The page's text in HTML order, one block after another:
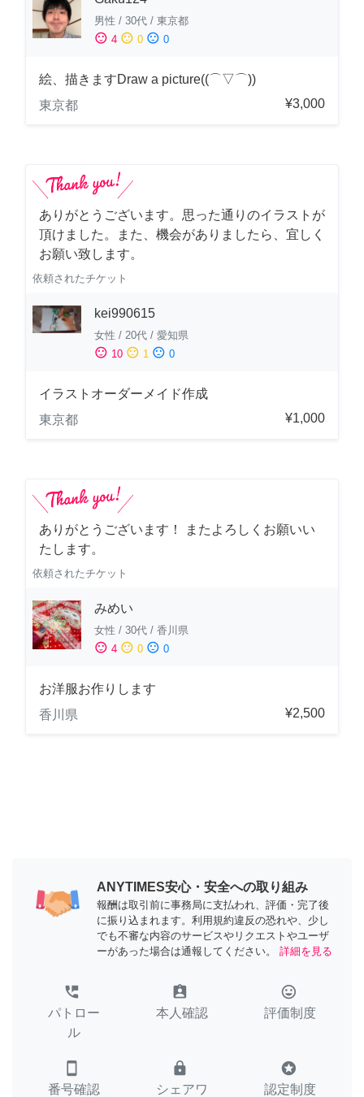
男性 / 30代 / 東京都
sentiment_satisfied 4 sentiment_neutral 0 sentiment_dissatisfied 0
絵、描きますDraw a picture((⌒▽⌒))
東京都
¥3,000
ありがとうございます。思った通りのイラストが
頂けました。また、機会がありましたら、宜しく
お願い致します。
依頼されたチケット
kei990615
女性 / 20代 / 愛知県
sentiment_satisfied 10 sentiment_neutral 1 sentiment_dissatisfied 0
イラストオーダーメイド作成
東京都
¥1,000
ありがとうございます！ またよろしくお願いい
たします。
依頼されたチケット
みめい
女性 / 30代 / 香川県
sentiment_satisfied 4 sentiment_neutral 0 sentiment_dissatisfied 0
お洋服お作りします
香川県
¥2,500
ANYTIMES安心・安全への取り組み
報酬は取引前に事務局に支払われ、評価・完了後
に振り込まれます。利用規約違反の恐れや、少し
でも不審な内容のサービスやリクエストやユーザ
ーがあった場合は通報してください。
詳細を見る
perm_phone_msg
パトロー
ル
assignment_ind
本人確認
tag_faces
評価制度
smartphone
番号確認
lock
シェアワ
stars
認定制度